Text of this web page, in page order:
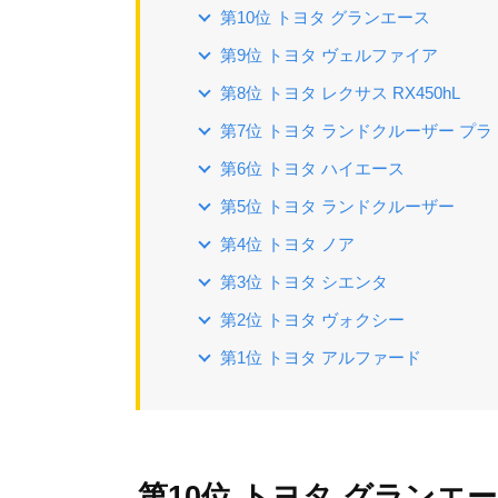
第10位 トヨタ グランエース
第9位 トヨタ ヴェルファイア
第8位 トヨタ レクサス RX450hL
第7位 トヨタ ランドクルーザー プラ
第6位 トヨタ ハイエース
第5位 トヨタ ランドクルーザー
第4位 トヨタ ノア
第3位 トヨタ シエンタ
第2位 トヨタ ヴォクシー
第1位 トヨタ アルファード